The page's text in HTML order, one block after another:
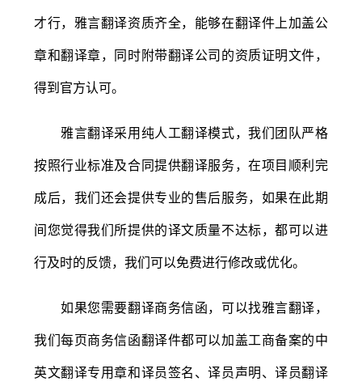
才行，雅言翻译资质齐全，能够在翻译件上加盖公
章和翻译章，同时附带翻译公司的资质证明文件，
得到官方认可。
雅言翻译采用纯人工翻译模式，我们团队严格
按照行业标准及合同提供翻译服务，在项目顺利完
成后，我们还会提供专业的售后服务，如果在此期
间您觉得我们所提供的译文质量不达标，都可以进
行及时的反馈，我们可以免费进行修改或优化。
如果您需要翻译商务信函，可以找雅言翻译，
我们每页商务信函翻译件都可以加盖工商备案的中
英文翻译专用章和译员签名、译员声明、译员翻译